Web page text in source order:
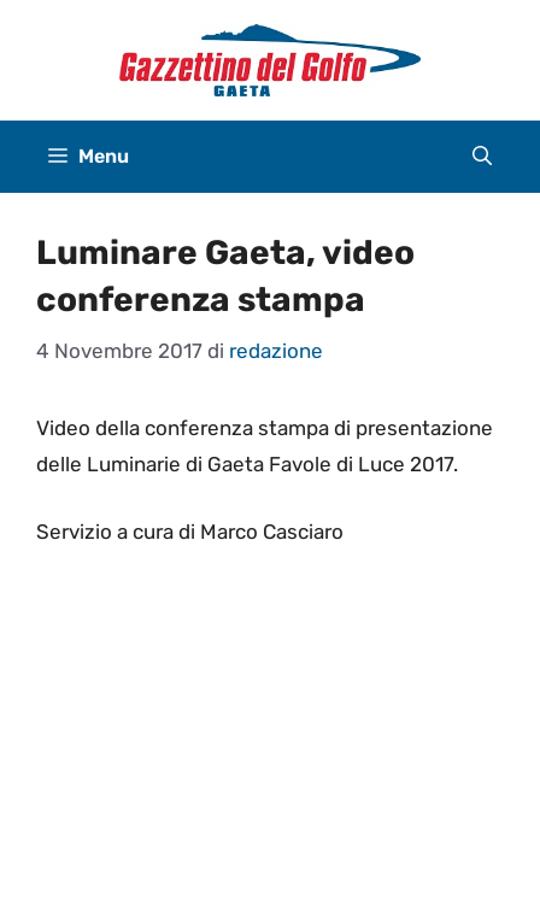
Menu
Luminare Gaeta, video
conferenza stampa
4 Novembre 2017 di redazione
Video della conferenza stampa di presentazione
delle Luminarie di Gaeta Favole di Luce 2017.
Servizio a cura di Marco Casciaro